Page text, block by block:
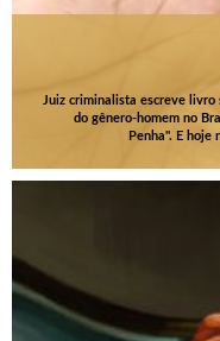
Juiz criminalista escreve livro
do gênero-homem no
Penha". E hoje